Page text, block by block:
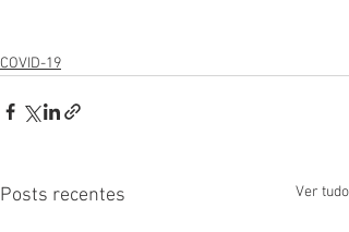
COVID-19
Posts recentes Ver tudo